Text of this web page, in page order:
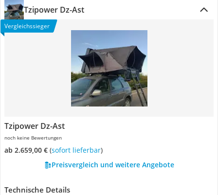
Tzipower Dz-Ast
Vergleichssieger
Tzipower Dz-Ast
noch keine Bewertungen
ab 2.659,00 € ( Sofort lieferbar)
Preisvergleich und weitere Angebote
Technische Details